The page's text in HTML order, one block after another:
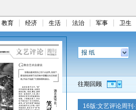
教育 经济 生活 法治 军事 卫生
报 纸
往期回顾
16版:文艺评论周刊